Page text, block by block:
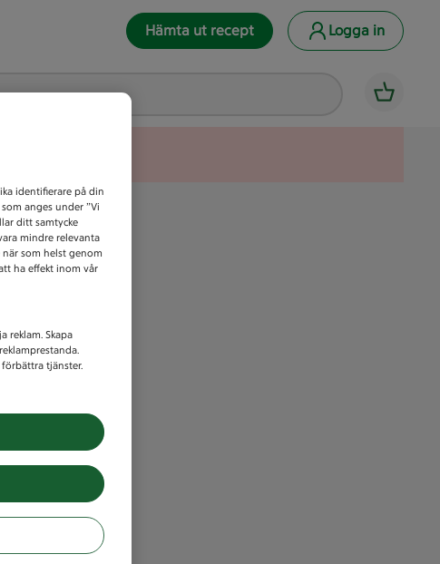
Hämta ut recept Logga in
identifierare på din
anges under ”Vi
ditt samtycke
mindre relevanta
som helst genom
ha effekt inom vår
reklam. Skapa
tjänster.